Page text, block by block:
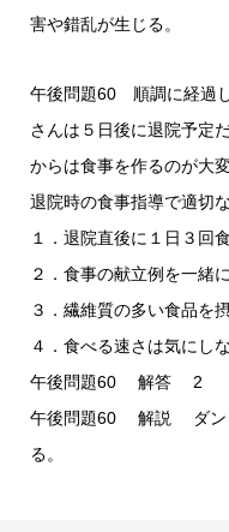
害や錯乱が生じる。
午後問題60 順調に経過
さんは５日後に退院予定
からは食事を作るのが大
退院時の食事指導で適切
１．退院直後に１日３回
２．食事の献立例を一緒
３．繊維質の多い食品を
４．食べる速さは気にし
午後問題60 解答 2
午後問題60 解説 ダン
る。